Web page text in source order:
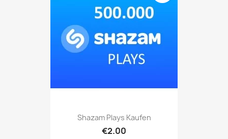
Shazam Plays Kaufen
€2.00